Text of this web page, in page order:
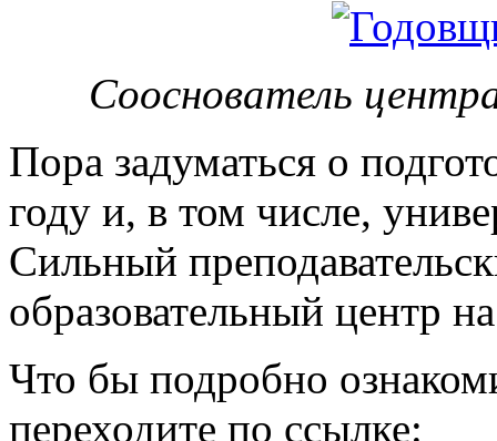
Сооснователь
Пора задуматься о
году и, в том числе,
Сильный
образовательный центр
Что бы подробно
переходите по ссылке: